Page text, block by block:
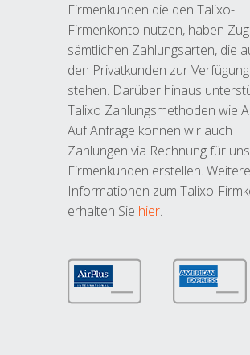
Firmenkunden die den Talixo-
Firmenkonto nutzen, haben
sämtlichen Zahlungsarten, die
den Privatkunden zur Verfügung
stehen. Darüber hinaus
Talixo Zahlungsmethoden wie
Auf Anfrage können wir auch
Zahlungen via Rechnung für
Firmenkunden erstellen. Weitere
Informationen zum Talixo-
erhalten Sie hier.